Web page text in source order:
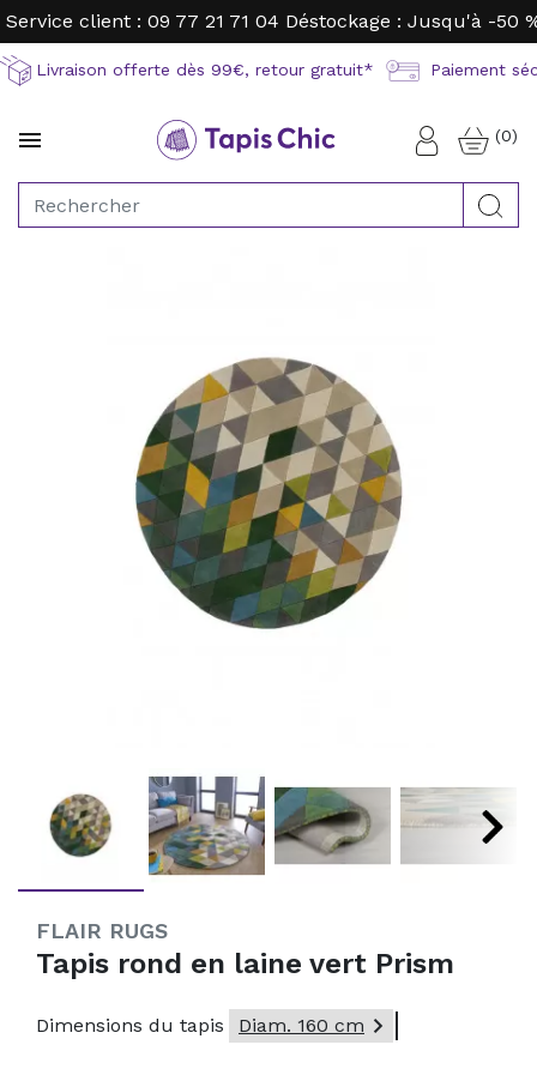
Service client : 09 77 21 71 04 Déstockage : Jusqu'à -50
Livraison offerte dès 99€, retour gratuit* Paiement
 Connexion
(0)
FLAIR RUGS
Tapis rond en laine vert Prism
Dimensions du tapis Diam. 160 cm 